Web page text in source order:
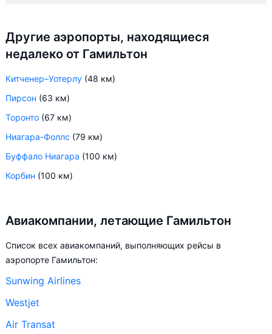
Другие аэропорты, находящиеся
недалеко от Гамильтон
Китченер–Уотерлу (48 км)
Пирсон (63 км)
Торонто (67 км)
Ниагара-Фоллс (79 км)
Буффало Ниагара (100 км)
Корбин (100 км)
Авиакомпании, летающие Гамильтон
Список всех авиакомпаний, выполняющих рейсы в
аэропорте Гамильтон:
Sunwing Airlines
Westjet
Air Transat